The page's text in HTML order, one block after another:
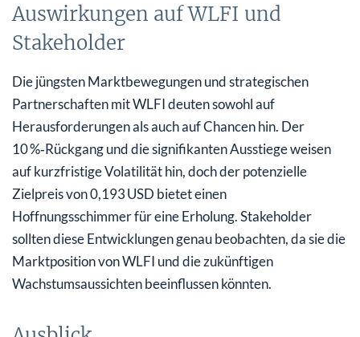
Auswirkungen auf WLFI und
Stakeholder
Die jüngsten Marktbewegungen und strategischen
Partnerschaften mit WLFI deuten sowohl auf
Herausforderungen als auch auf Chancen hin. Der
10 %‑Rückgang und die signifikanten Ausstiege weisen
auf kurzfristige Volatilität hin, doch der potenzielle
Zielpreis von 0,193 USD bietet einen
Hoffnungsschimmer für eine Erholung. Stakeholder
sollten diese Entwicklungen genau beobachten, da sie die
Marktposition von WLFI und die zukünftigen
Wachstumsaussichten beeinflussen könnten.